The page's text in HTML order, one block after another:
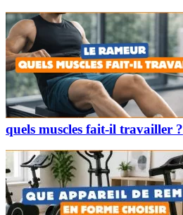
quels muscles fait-il travailler ?